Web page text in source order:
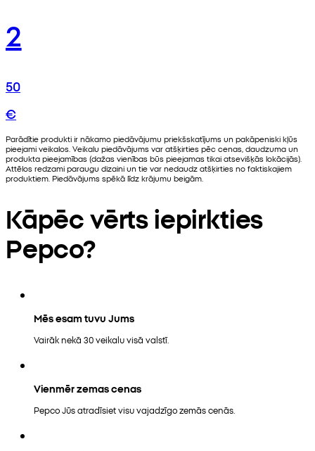
2
50
€
Parādītie produkti ir nākamo piedāvājumu priekšskatījums un pakāpeniski kļūs
pieejami veikalos. Veikalu piedāvājums var atšķirties pēc cenas, daudzuma un
produkta pieejamības (dažas vienības būs pieejamas tikai atsevišķās lokācijās).
Attēlos redzami paraugu dizaini un tie var nedaudz atšķirties no faktiskajiem
produktiem. Piedāvājums spēkā līdz krājumu beigām.
Kāpēc vērts iepirkties
Pepco?
Mēs esam tuvu Jums
Vairāk nekā 30 veikalu visā valstī.
Vienmēr zemas cenas
Pepco Jūs atradīsiet visu vajadzīgo zemās cenās.